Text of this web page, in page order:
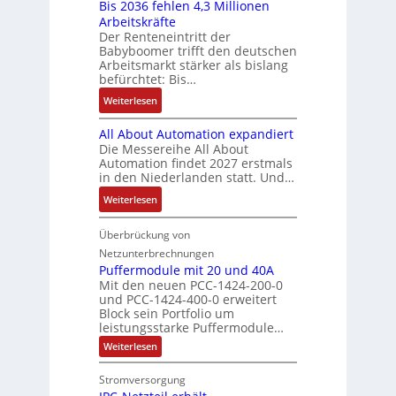
h
m
e
,
g
e
p
ä
g
t
d
u
r
d
a
s
A
u
s
l
e
m
e
h
r
e
r
z
u
m
V
o
r
s
t
a
d
d
e
s
V
D
M
A
l
r
g
e
b
n
i
s
s
e
b
e
s
t
ä
t
i
g
e
n
J
a
r
s
-
u
n
d
M
a
r
k
e
t
n
e
i
t
e
r
b
e
i
I
b
r
a
u
c
h
t
S
t
r
u
k
u
r
Bis 2036 fehlen 4,3 Millionen
Arbeitskräfte
Der Renteneintritt der
Babyboomer trifft den deutschen
Arbeitsmarkt stärker als bislang
befürchtet: Bis…
Weiterlesen:
B
i
s
2
0
3
6
f
e
h
l
e
n
4
,
M
All About Automation expandiert
Die Messereihe All About
Automation findet 2027 erstmals
in den Niederlanden statt. Und…
Weiterlesen:
A
l
A
b
o
u
t
A
u
t
Überbrückung von
Netzunterbrechnungen
Puffermodule mit 20 und 40A
Mit den neuen PCC-1424-200-0
und PCC-1424-400-0 erweitert
Block sein Portfolio um
leistungsstarke Puffermodule…
Weiterlesen:
P
f
Stromversorgung